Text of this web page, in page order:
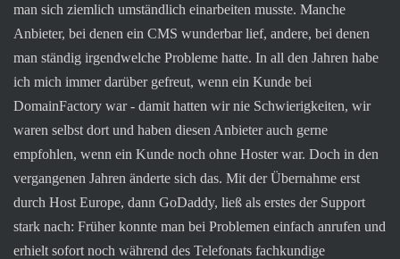
man sich ziemlich umständlich einarbeiten musste. Manche
Anbieter, bei denen ein CMS wunderbar lief, andere, bei denen
man ständig irgendwelche Probleme hatte. In all den Jahren habe
ich mich immer darüber gefreut, wenn ein Kunde bei
DomainFactory war - damit hatten wir nie Schwierigkeiten, wir
waren selbst dort und haben diesen Anbieter auch gerne
empfohlen, wenn ein Kunde noch ohne Hoster war. Doch in den
vergangenen Jahren änderte sich das. Mit der Übernahme erst
durch Host Europe, dann GoDaddy, ließ als erstes der Support
stark nach: Früher konnte man bei Problemen einfach anrufen und
erhielt sofort noch während des Telefonats fachkundige